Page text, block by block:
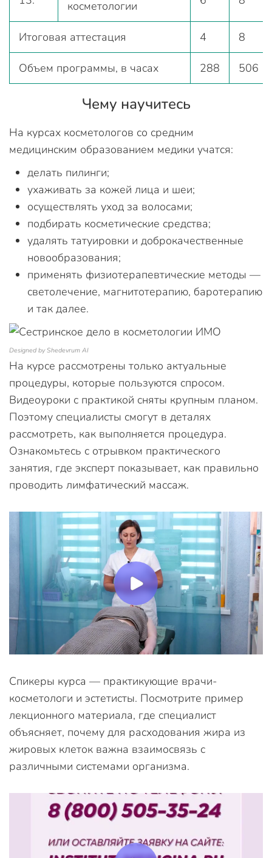
косметологии
Итоговая аттестация 4 8
Объем программы, в часах 288 506
Чему научитесь
На курсах косметологов со средним
медицинским образованием медики учатся:
делать пилинги;
ухаживать за кожей лица и шеи;
осуществлять уход за волосами;
подбирать косметические средства;
удалять татуировки и доброкачественные
новообразования;
применять физиотерапевтические методы —
светолечение, магнитотерапию, баротерапию
и так далее.
Designed by Shedevrum AI
На курсе рассмотрены только актуальные
процедуры, которые пользуются спросом.
Видеоуроки с практикой сняты крупным планом.
Поэтому специалисты смогут в деталях
рассмотреть, как выполняется процедура.
Ознакомьтесь с отрывком практического
занятия, где эксперт показывает, как правильно
проводить лимфатический массаж.
Спикеры курса — практикующие врачи-
косметологи и эстетисты. Посмотрите пример
лекционного материала, где специалист
объясняет, почему для расходования жира из
жировых клеток важна взаимосвязь с
различными системами организма.